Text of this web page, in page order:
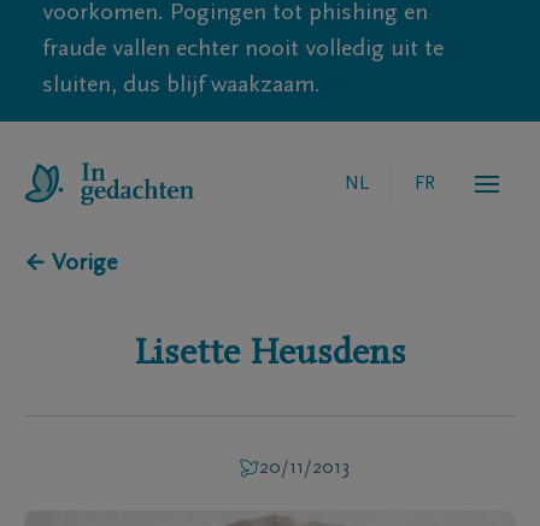
voorkomen. Pogingen tot phishing en
fraude vallen echter nooit volledig uit te
sluiten, dus blijf waakzaam.
NL FR
← Vorige
Lisette Heusdens
20/11/2013